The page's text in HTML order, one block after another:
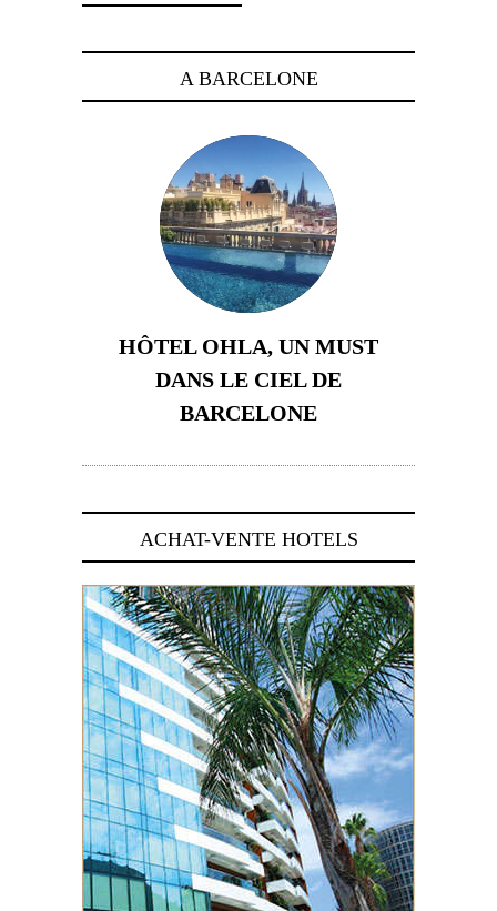
A BARCELONE
HÔTEL OHLA, UN MUST
DANS LE CIEL DE
BARCELONE
ACHAT-VENTE HOTELS